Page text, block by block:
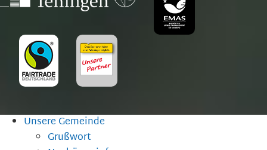
Unsere Gemeinde
Grußwort